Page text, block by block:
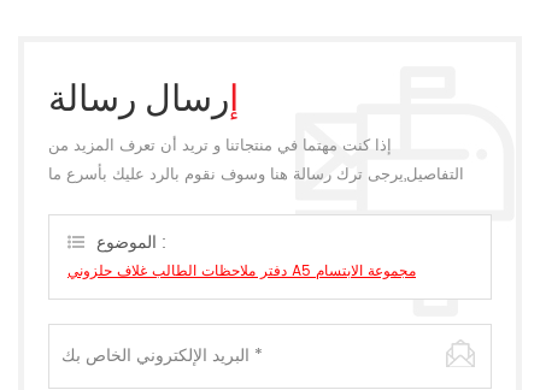
إرسال رسالة
إذا كنت مهتما في منتجاتنا و تريد أن تعرف المزيد من
التفاصيل,يرجى ترك رسالة هنا وسوف نقوم بالرد عليك بأسرع ما
الموضوع :
دفتر ملاحظات الطالب غلاف حلزوني A5 مجموعة الابتسام